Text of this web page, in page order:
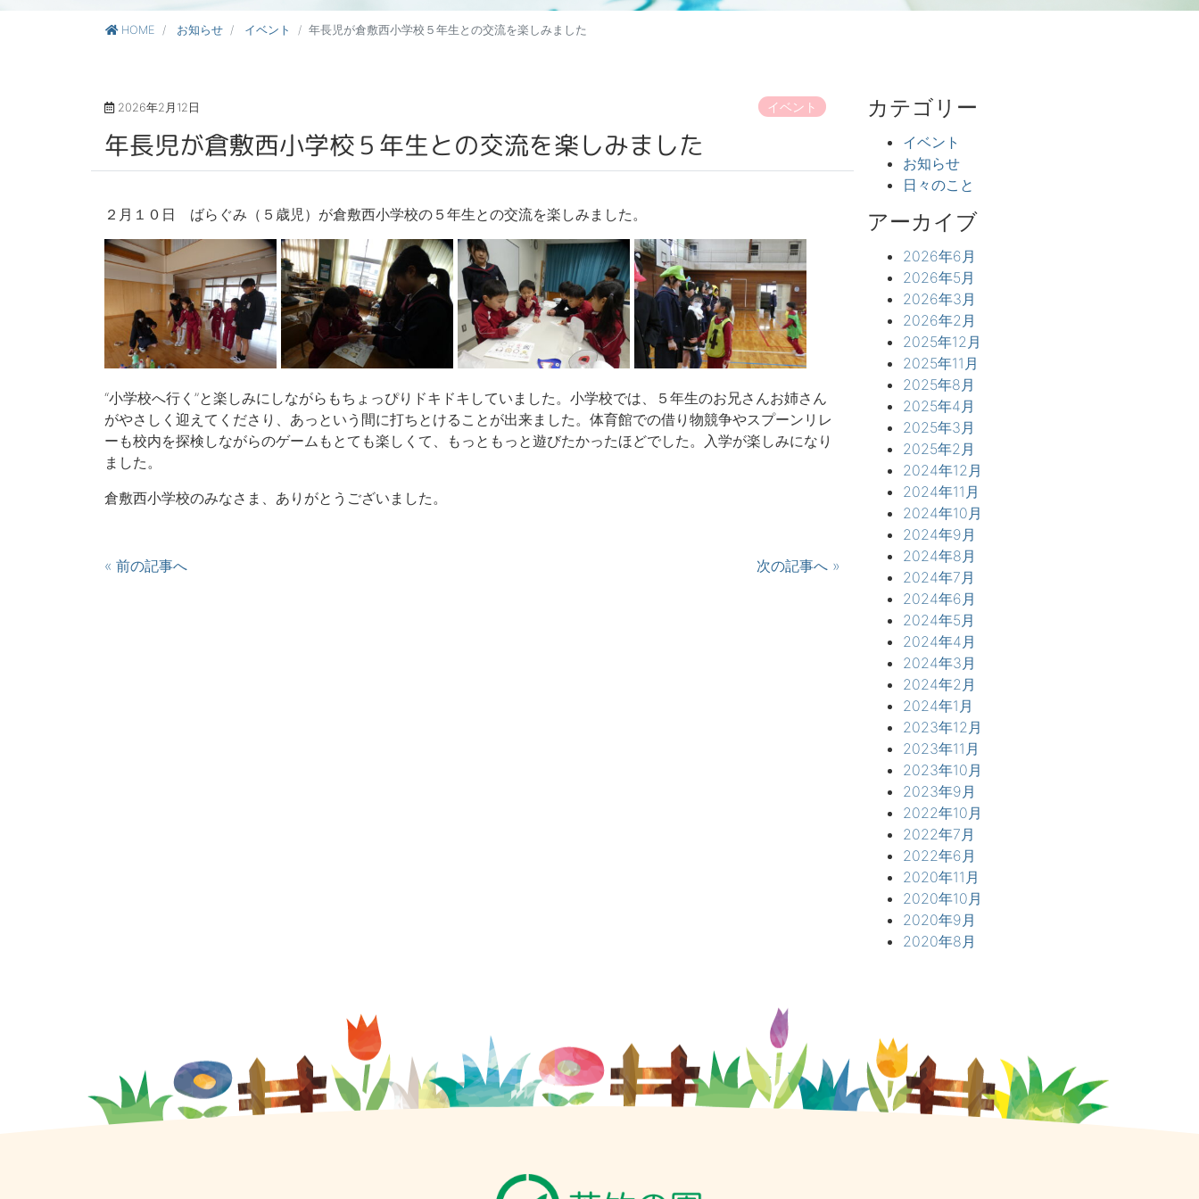
HOME お知らせ イベント 年長児が倉敷西小学校５年生との交流を楽しみました
2026年2月12日 イベント
年長児が倉敷西小学校５年生との交流を楽しみました
２月１０日 ばらぐみ（５歳児）が倉敷西小学校の５年生との交流を楽しみました。
“小学校へ行く”と楽しみにしながらもちょっぴりドキドキしていました。小学校では、５年生のお兄さんお姉さん
がやさしく迎えてくださり、あっという間に打ちとけることが出来ました。体育館での借り物競争やスプーンリレ
ーも校内を探検しながらのゲームもとても楽しくて、もっともっと遊びたかったほどでした。入学が楽しみになり
ました。
倉敷西小学校のみなさま、ありがとうございました。
« 前の記事へ 次の記事へ »
カテゴリー
イベント
お知らせ
日々のこと
アーカイブ
2026年6月
2026年5月
2026年3月
2026年2月
2025年12月
2025年11月
2025年8月
2025年4月
2025年3月
2025年2月
2024年12月
2024年11月
2024年10月
2024年9月
2024年8月
2024年7月
2024年6月
2024年5月
2024年4月
2024年3月
2024年2月
2024年1月
2023年12月
2023年11月
2023年10月
2023年9月
2022年10月
2022年7月
2022年6月
2020年11月
2020年10月
2020年9月
2020年8月